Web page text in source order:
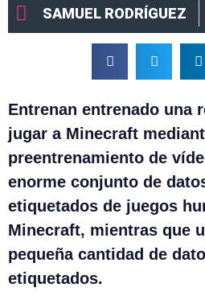
SAMUEL RODRÍGUEZ
Entrenan entrenado una
jugar a Minecraft
preentrenamiento de
enorme conjunto de
etiquetados de juegos
Minecraft, mientras que
pequeña cantidad de
etiquetados.